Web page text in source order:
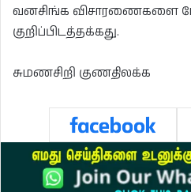
வனசிங்க விசாரணைகளை
குறிப்பிடத்தக்கது.
சுமணசிறி குணதிலக்க